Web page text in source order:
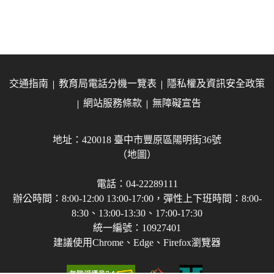
交通指南 教育局電話分機一覽表
隱私權及資訊安全政策
網站服務條款
無障礙宣告
地址：420018 臺中市豐原區陽明街36號
（地圖）
電話：04-22289111
辦公時間：8:00-12:00 13:00-17:00，彈性上下班時間：8:00-
8:30、13:00-13:30、17:00-17:30
統一編號：10927401
建議使用Chrome、Edge、Firefox瀏覽器